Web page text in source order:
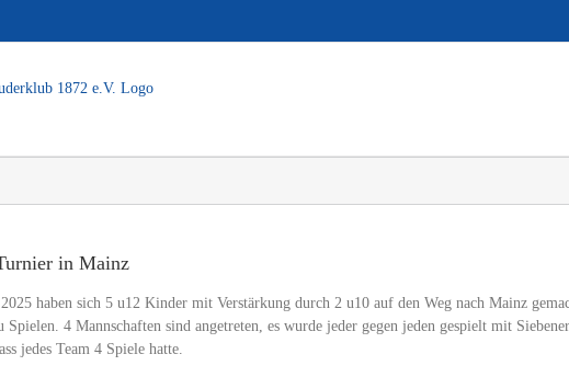
in Mainz
haben sich 5 u12 Kinder mit Verstärkung durch 2 u10 auf den Weg nach Mainz
Spielen. 4 Mannschaften sind angetreten, es wurde jeder gegen jeden gespielt mit
jedes Team 4 Spiele hatte.